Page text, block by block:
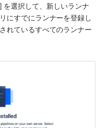
] を選択して、新しいランナ
にすでにランナーを登録し
れているすべてのランナー